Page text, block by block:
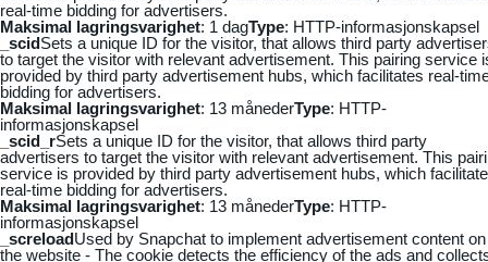
real-time bidding for advertisers.
Maksimal lagringsvarighet: 1 dagType: HTTP-informasjonskapsel
_scidSets a unique ID for the visitor, that allows third party
to target the visitor with relevant advertisement. This pairing service
provided by third party advertisement hubs, which facilitates real-
bidding for advertisers.
Maksimal lagringsvarighet: 13 månederType: HTTP-
informasjonskapsel
_scid_rSets a unique ID for the visitor, that allows third party
advertisers to target the visitor with relevant advertisement. This
service is provided by third party advertisement hubs, which
real-time bidding for advertisers.
Maksimal lagringsvarighet: 13 månederType: HTTP-
informasjonskapsel
_screloadUsed by Snapchat to implement advertisement content on
the website - The cookie detects the efficiency of the ads and